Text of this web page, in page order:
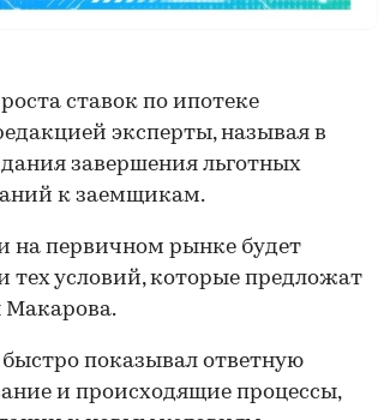
ставок по ипотеке
эксперты, называя в
завершения льготных
к заемщикам.
на первичном рынке будет
тех условий, которые предложат
Макарова.
показывал ответную
и происходящие процессы,